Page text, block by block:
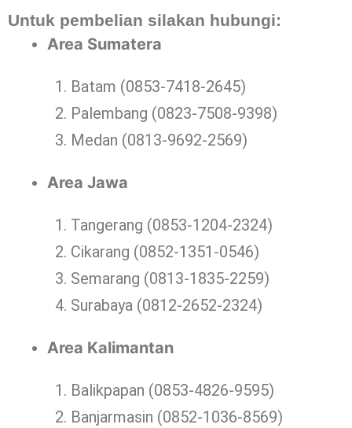
Untuk pembelian silakan hubungi:
Area Sumatera
Batam (0853-7418-2645)
Palembang (0823-7508-9398)
Medan (0813-9692-2569)
Area Jawa
Tangerang (0853-1204-2324)
Cikarang (0852-1351-0546)
Semarang (0813-1835-2259)
Surabaya (0812-2652-2324)
Area Kalimantan
Balikpapan (0853-4826-9595)
Banjarmasin (0852-1036-8569)